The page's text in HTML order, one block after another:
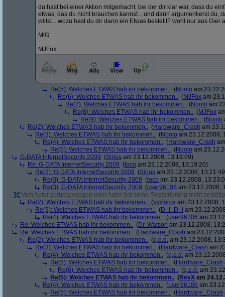
du hast bei einer Aktion mitgemacht, bei der dir klar war, dass du
etwas, das du nicht brauchen kannst... und dann argumentierst du,
willst... wozu hast du dir dann ein Etwas bestellt? wohl nur aus Gier
MfG
MJFox
Re(5): Welches ETWAS hab ihr bekommen.. (Nooto am
Re(6): Welches ETWAS hab ihr bekommen.. (MJFox am
Re(7): Welches ETWAS hab ihr bekommen.. (Nooto am
Re(8): Welches ETWAS hab ihr bekommen.. (MJFox
Re(9): Welches ETWAS hab ihr bekommen.. (Nooto
Re(2): Welches ETWAS hab ihr bekommen.. (Hardware_Crash am
Re(3): Welches ETWAS hab ihr bekommen.. (Nooto am 23.12.2008,
Re(4): Welches ETWAS hab ihr bekommen.. (Hardware_Crash
Re(5): Welches ETWAS hab ihr bekommen.. (Nooto am
G-DATA InternetSecurity 2009 (Sirius am 23.12.2008, 13:19:09)
Re: G-DATA InternetSecurity 2009 (toco am 23.12.2008, 13:19:20)
Re(2): G-DATA InternetSecurity 2009 (Sirius am 23.12.2008,
Re(3): G-DATA InternetSecurity 2009 (toco am 23.12.2008,
Re(3): G-DATA InternetSecurity 2009 (user96106 am 23.12.2008,
Vom Autor zurückgezogen oder Autor hat seine Registrierung nicht
Re(2): Welches ETWAS hab ihr bekommen.. (xxxforce am 23.12.2008,
Re(3): Welches ETWAS hab ihr bekommen.. (D_I_D_I
am
Re(4): Welches ETWAS hab ihr bekommen.. (user96106 am
Re: Welches ETWAS hab ihr bekommen.. (Dr. Watson am 23.12.2008,
Re: Welches ETWAS hab ihr bekommen.. (Hardware_Crash am
Re(2): Welches ETWAS hab ihr bekommen.. (q.e.d. am 23.12.2008,
Re(3): Welches ETWAS hab ihr bekommen.. (Hardware_Crash am
Re(4): Welches ETWAS hab ihr bekommen.. (q.e.d. am
Re(5): Welches ETWAS hab ihr bekommen.. (Hardware_Crash
Re(6): Welches ETWAS hab ihr bekommen.. (q.e.d. am
Re(5): Welches ETWAS hab ihr bekommen.. (RevX am
Re(4): Welches ETWAS hab ihr bekommen.. (user96106 am
Re(5): Welches ETWAS hab ihr bekommen.. (Hardware_Crash